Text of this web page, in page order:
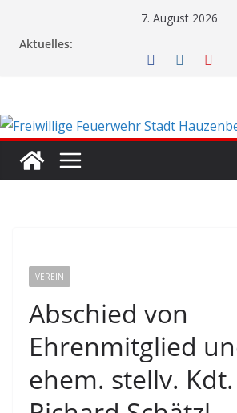
7. August 2026
Aktuelles:
VEREIN
Abschied von
Ehrenmitglied
ehem. stellv. Kdt.